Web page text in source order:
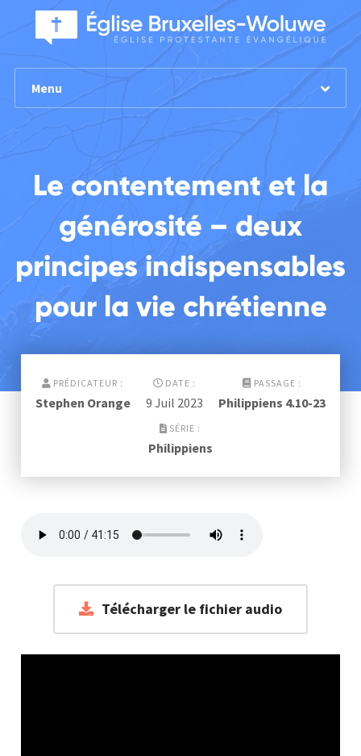
Menu
Le contentement et la
générosité – deux
principes indispensables
pour la vie chrétienne
PRÉDICATEUR :
Stephen Orange
DATE :
9 Juil 2023
PASSAGE :
Philippiens 4.10-23
SÉRIE :
Philippiens
Télécharger le fichier audio